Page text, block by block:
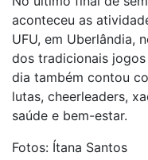
aconteceu as
UFU, em Uberlândia,
dos tradicionais
dia também contou
lutas, cheerleaders,
saúde e bem-estar.
Fotos: Ítana Santos